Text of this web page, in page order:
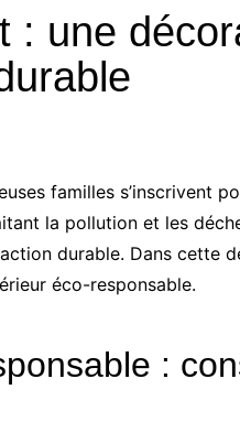
: une
familles s’inscrivent
la pollution et les
durable. Dans cette
éco-responsable.
: